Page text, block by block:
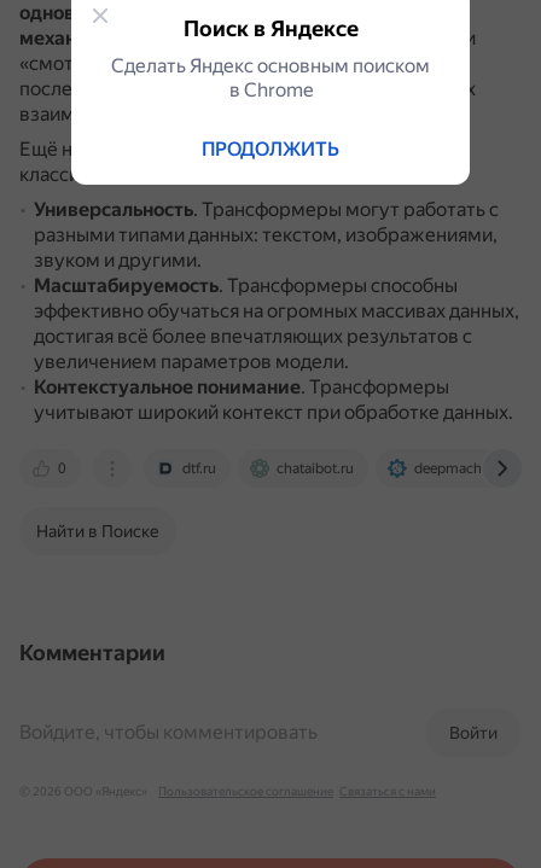
одновременно
механизму внимания, который позволяет модели
«смотреть» на все элементы входной
последовательности одновременно, определяя их
взаимосвязи независимо от их позиции.
Ещё несколько отличий трансформеров от
классических нейросетей:
Универсальность. Трансформеры могут работать с
разными типами данных: текстом, изображениями,
звуком и другими.
Масштабируемость. Трансформеры способны
эффективно обучаться на огромных массивах данных,
достигая всё более впечатляющих результатов с
увеличением параметров модели.
Контекстуальное понимание. Трансформеры
учитывают широкий контекст при обработке данных.
0 dtf.ru chataibot.ru
Найти в Поиске
Комментарии
Войти
Войдите, чтобы комментировать
© 2026 ООО «Яндекс» Пользовательское соглашение Связаться с нами
Поиск в Яндексе
Сделать Яндекс основным поиском
в Сhrome
ПРОДОЛЖИТЬ